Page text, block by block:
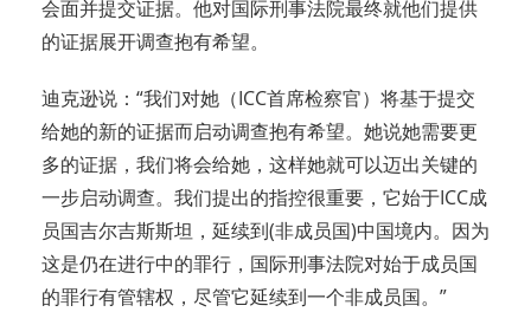
会面并提交证据。他对国际刑事法院最终就他们提供
的证据展开调查抱有希望。
迪克逊说：“我们对她（ICC首席检察官）将基于提交
给她的新的证据而启动调查抱有希望。她说她需要更
多的证据，我们将会给她，这样她就可以迈出关键的
一步启动调查。我们提出的指控很重要，它始于ICC成
员国吉尔吉斯斯坦，延续到(非成员国)中国境内。因为
这是仍在进行中的罪行，国际刑事法院对始于成员国
的罪行有管辖权，尽管它延续到一个非成员国。”